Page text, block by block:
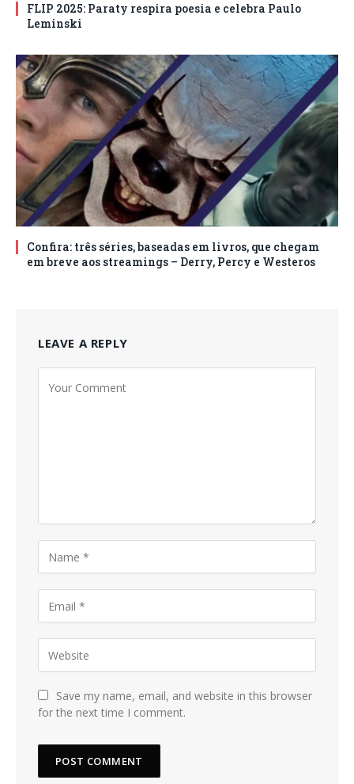
FLIP 2025: Paraty respira poesia e celebra Paulo
Leminski
Confira: três séries, baseadas em livros, que chegam
em breve aos streamings – Derry, Percy e Westeros
LEAVE A REPLY
Save my name, email, and website in this browser
for the next time I comment.